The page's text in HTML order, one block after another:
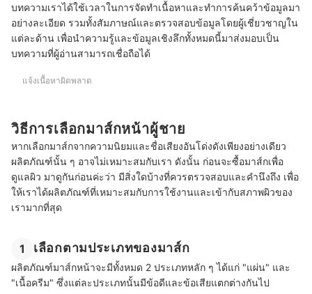
บทความเราได้ใช้เวลาในการจัดทำเนื้อหาและทำการค้นคว้าข้อมูลมา
อย่างละเอียด รวมทั้งสัมภาษณ์และตรวจสอบข้อมูลโดยผู้เชี่ยวชาญใน
แต่ละด้าน เพื่อนำความรู้และข้อมูลเชิงลึกทั้งหมดนี้มาส่งมอบเป็น
บทความที่ผู้อ่านสามารถเชื่อถือได้
แจ้งเนื้อหาผิดพลาด
วิธีการเลือกมาส์กหน้าผู้ชาย
หากเลือกมาส์กจากความนิยมและชื่อเสียงอันโด่งดังเพียงอย่างเดียว
ผลิตภัณฑ์นั้น ๆ อาจไม่เหมาะสมกับเรา ดังนั้น ก่อนจะซื้อมาส์กเพื่อ
ดูแลผิว มาดูกันก่อนค่ะว่า มีสิ่งใดบ้างที่ควรตรวจสอบและคำนึงถึง เพื่อ
ให้เราได้ผลิตภัณฑ์ที่เหมาะสมกับการใช้งานและเข้ากับสภาพผิวของ
เรามากที่สุด
1 เลือกตามประเภทของมาส์ก
ผลิตภัณฑ์มาส์กหน้าจะมีทั้งหมด 2 ประเภทหลัก ๆ ได้แก่ "แผ่น" และ
"เนื้อครีม" ซึ่งแต่ละประเภทนั้นมีข้อดีและข้อเสียแตกต่างกันไป